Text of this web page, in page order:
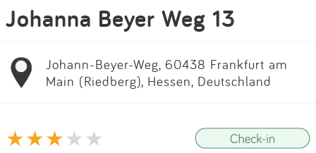
Johanna Beyer Weg 13
Johann-Beyer-Weg, 60438 Frankfurt am
Main (Riedberg), Hessen, Deutschland